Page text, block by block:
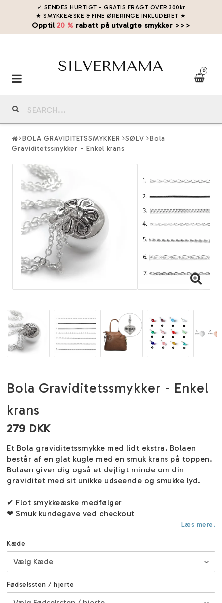
✓ SENDES HURTIGT - GRATIS FRAGT OVER 300kr
★ SMYKKEÆSKE & FINE ØRERINGE INKLUDERET ★
Opptil 20 % rabatt på utvalgte smykker >>>
0
Toggle
navigation
BOLA GRAVIDITETSSMYKKER SØLV
Bola
Graviditetssmykker - Enkel krans
Bola Graviditetssmykker - Enkel
krans
279 DKK
Et Bola graviditetssmykke med lidt ekstra. Bolaen
består af en glat kugle med en smuk krans på toppen.
Bolaen giver dig også et dejligt minde om din
graviditet med sit unikke udseende og smukke lyd.
✔ Flot smykkeæske medfølger
❤ Smuk kundegave ved checkout
Læs mere.
Kæde
Fødselssten / hjerte